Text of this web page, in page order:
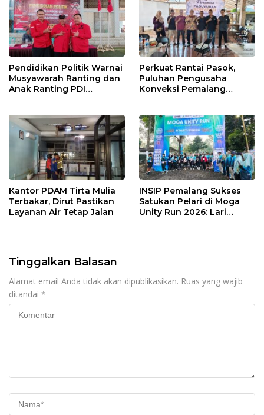
Pendidikan Politik Warnai
Musyawarah Ranting dan
Anak Ranting PDI
Perkuat Rantai Pasok,
Puluhan Pengusaha
Konveksi Pemalang
Kantor PDAM Tirta Mulia
Terbakar, Dirut Pastikan
Layanan Air Tetap Jalan
INSIP Pemalang Sukses
Satukan Pelari di Moga
Unity Run 2026: Lari
Tinggalkan Balasan
Alamat email Anda tidak akan dipublikasikan. Ruas yang wajib
ditandai *